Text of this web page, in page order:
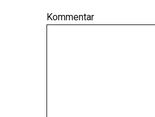
Kommentar